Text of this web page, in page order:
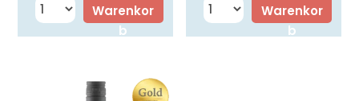
Warenkor
b
Warenkor
b